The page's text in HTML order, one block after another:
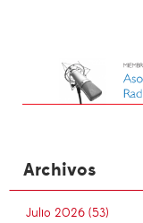
Archivos
Julio 2026 (53)